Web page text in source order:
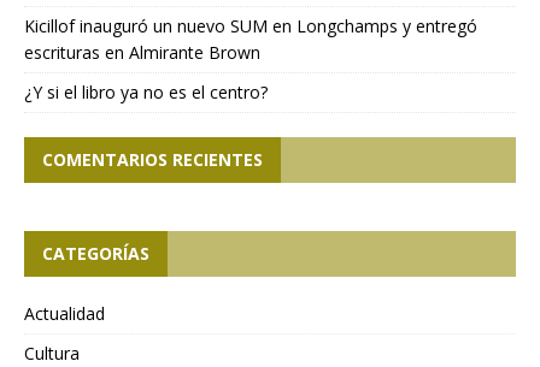
Kicillof inauguró un nuevo SUM en Longchamps y entregó
escrituras en Almirante Brown
¿Y si el libro ya no es el centro?
COMENTARIOS RECIENTES
CATEGORÍAS
Actualidad
Cultura